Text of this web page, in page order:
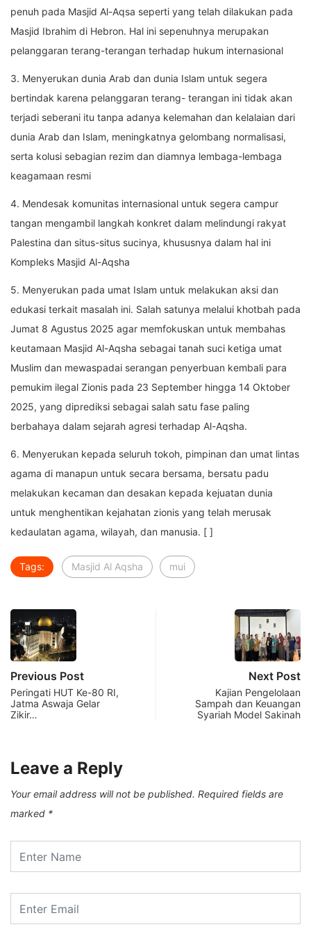
penuh pada Masjid Al-Aqsa seperti yang telah dilakukan pada
Masjid Ibrahim di Hebron. Hal ini sepenuhnya merupakan
pelanggaran terang-terangan terhadap hukum internasional
3. Menyerukan dunia Arab dan dunia Islam untuk segera
bertindak karena pelanggaran terang- terangan ini tidak akan
terjadi seberani itu tanpa adanya kelemahan dan kelalaian dari
dunia Arab dan Islam, meningkatnya gelombang normalisasi,
serta kolusi sebagian rezim dan diamnya lembaga-lembaga
keagamaan resmi
4. Mendesak komunitas internasional untuk segera campur
tangan mengambil langkah konkret dalam melindungi rakyat
Palestina dan situs-situs sucinya, khususnya dalam hal ini
Kompleks Masjid Al-Aqsha
5. Menyerukan pada umat Islam untuk melakukan aksi dan
edukasi terkait masalah ini. Salah satunya melalui khotbah pada
Jumat 8 Agustus 2025 agar memfokuskan untuk membahas
keutamaan Masjid Al-Aqsha sebagai tanah suci ketiga umat
Muslim dan mewaspadai serangan penyerbuan kembali para
pemukim ilegal Zionis pada 23 September hingga 14 Oktober
2025, yang diprediksi sebagai salah satu fase paling
berbahaya dalam sejarah agresi terhadap Al-Aqsha.
6. Menyerukan kepada seluruh tokoh, pimpinan dan umat lintas
agama di manapun untuk secara bersama, bersatu padu
melakukan kecaman dan desakan kepada kejuatan dunia
untuk menghentikan kejahatan zionis yang telah merusak
kedaulatan agama, wilayah, dan manusia. [ ]
Tags: Masjid Al Aqsha mui
Previous Post
Peringati HUT Ke-80 RI,
Jatma Aswaja Gelar
Zikir…
Next Post
Kajian Pengelolaan
Sampah dan Keuangan
Syariah Model Sakinah
Leave a Reply
Your email address will not be published. Required fields are
marked *